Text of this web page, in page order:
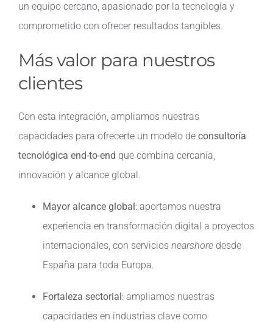
un equipo cercano, apasionado por la tecnología y
comprometido con ofrecer resultados tangibles.
Más valor para nuestros
clientes
Con esta integración, ampliamos nuestras
capacidades para ofrecerte un modelo de consultoría
tecnológica end-to-end que combina cercanía,
innovación y alcance global.
Mayor alcance global: aportamos nuestra
experiencia en transformación digital a proyectos
internacionales, con servicios nearshoredesde
España para toda Europa.
Fortaleza sectorial: ampliamos nuestras
capacidades en industrias clave como